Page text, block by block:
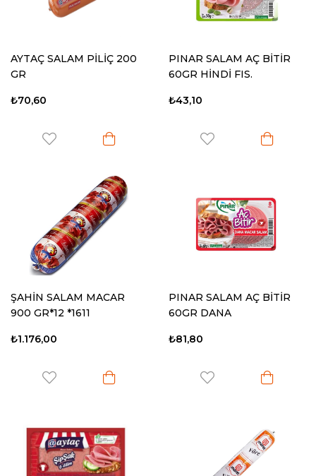
AYTAÇ SALAM PİLİÇ 200
GR
₺70,60
PINAR SALAM AÇ BİTİR
60GR HİNDİ FIS.
₺43,10
ŞAHİN SALAM MACAR
900 GR*12 *1611
₺1.176,00
PINAR SALAM AÇ BİTİR
60GR DANA
₺81,80